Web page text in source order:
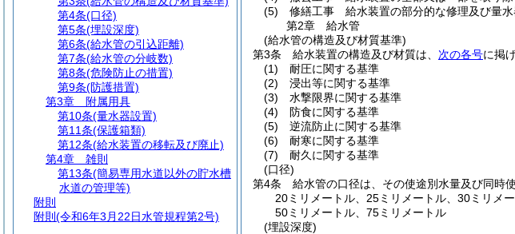
(5)
修繕工事 給水装置の部分的な修理及び量水
第2章
給水管
(給水管の構造及び材質基準)
第3条
給水装置の構造及び材質は、 次の各号に掲
(1)
耐圧に関する基準
(2)
浸出等に関する基準
(3)
水撃限界に関する基準
(4)
防食に関する基準
(5)
逆流防止に関する基準
(6)
耐寒に関する基準
(7)
耐久に関する基準
(口径)
第4条
給水管の口径は、その使途別水量及び同時
20ミリメートル、25ミリメートル、30ミリメ
50ミリメートル、75ミリメートル
(埋設深度)
第4条(口径)
第5条(埋設深度)
第6条(給水管の引込距離)
第7条(給水管の分岐数)
第8条(危険防止の措置)
第9条(防護措置)
第3章
附属用具
第10条(量水器設置)
第11条(保護箱類)
第12条(給水装置の移転及び廃止)
第4章
雑則
第13条(簡易専用水道以外の貯水槽
水道の管理等)
附則
附則 (令和6年3月22日水管規程第2号)